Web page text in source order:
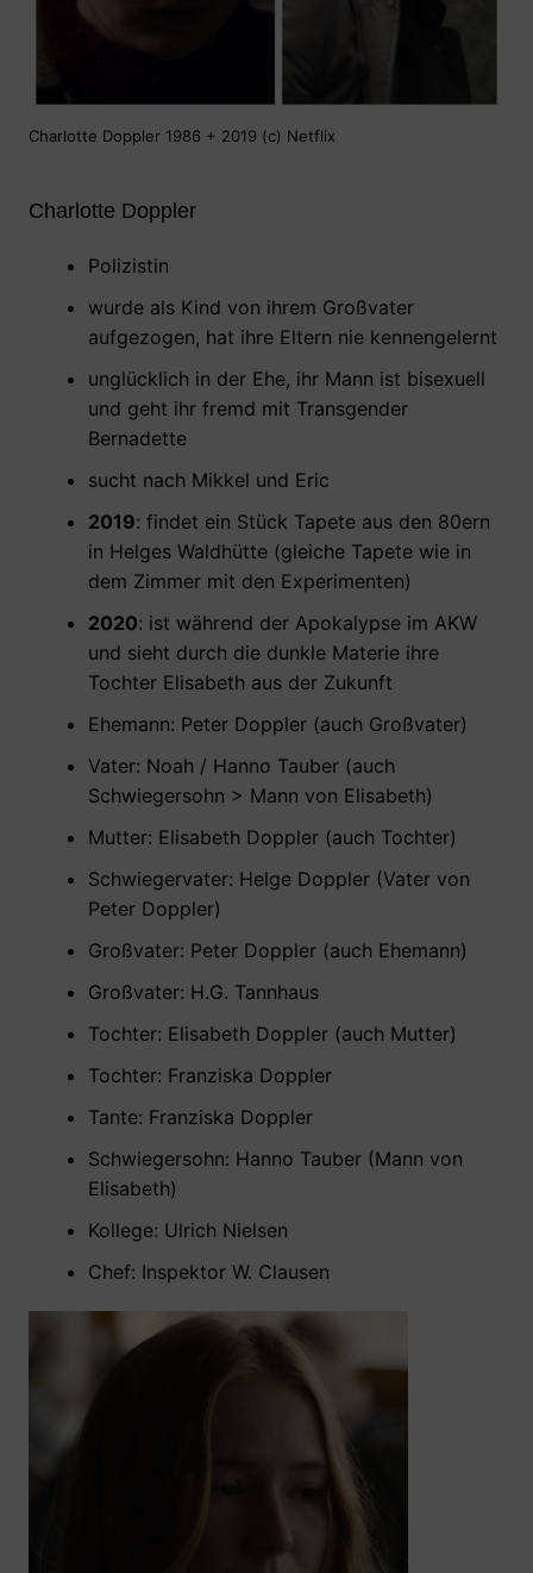
Charlotte Doppler 1986 + 2019 (c) Netflix
Charlotte Doppler
Polizistin
wurde als Kind von ihrem Großvater
aufgezogen, hat ihre Eltern nie kennengelernt
unglücklich in der Ehe, ihr Mann ist bisexuell
und geht ihr fremd mit Transgender
Bernadette
sucht nach Mikkel und Eric
2019: findet ein Stück Tapete aus den 80ern
in Helges Waldhütte (gleiche Tapete wie in
dem Zimmer mit den Experimenten)
2020: ist während der Apokalypse im AKW
und sieht durch die dunkle Materie ihre
Tochter Elisabeth aus der Zukunft
Ehemann: Peter Doppler (auch Großvater)
Vater: Noah / Hanno Tauber (auch
Schwiegersohn > Mann von Elisabeth)
Mutter: Elisabeth Doppler (auch Tochter)
Schwiegervater: Helge Doppler (Vater von
Peter Doppler)
Großvater: Peter Doppler (auch Ehemann)
Großvater: H.G. Tannhaus
Tochter: Elisabeth Doppler (auch Mutter)
Tochter: Franziska Doppler
Tante: Franziska Doppler
Schwiegersohn: Hanno Tauber (Mann von
Elisabeth)
Kollege: Ulrich Nielsen
Chef: Inspektor W. Clausen